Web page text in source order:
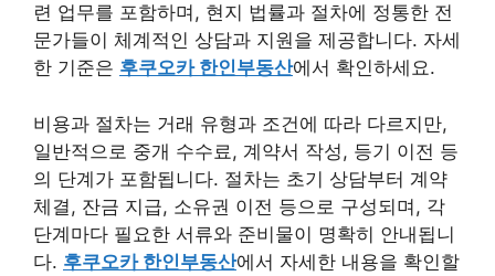
련 업무를 포함하며, 현지 법률과 절차에 정통한 전
문가들이 체계적인 상담과 지원을 제공합니다. 자세
한 기준은 후쿠오카 한인부동산에서 확인하세요.
비용과 절차는 거래 유형과 조건에 따라 다르지만,
일반적으로 중개 수수료, 계약서 작성, 등기 이전 등
의 단계가 포함됩니다. 절차는 초기 상담부터 계약
체결, 잔금 지급, 소유권 이전 등으로 구성되며, 각
단계마다 필요한 서류와 준비물이 명확히 안내됩니
다. 후쿠오카 한인부동산에서 자세한 내용을 확인할